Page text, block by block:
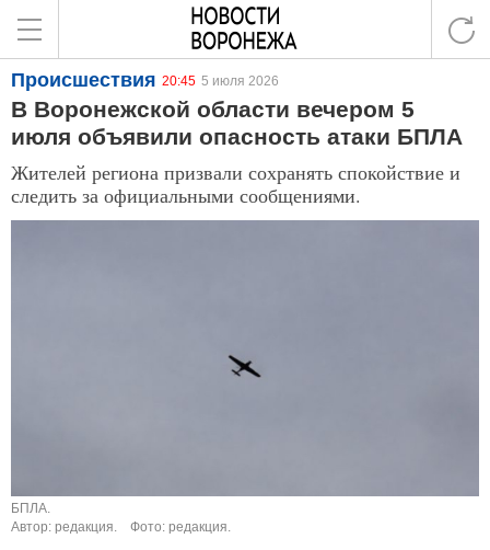
Происшествия 20:45 5 июля 2026
В Воронежской области вечером 5
июля объявили опасность атаки БПЛА
Жителей региона призвали сохранять спокойствие и
следить за официальными сообщениями.
БПЛА.
Автор: редакция.
Фото: редакция.